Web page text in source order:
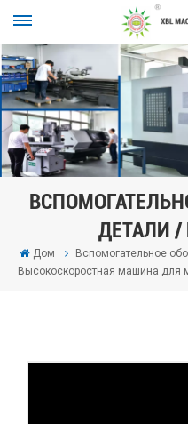
ДЕТАЛИ
Дом
Вспомогательное
Высокоскоростная машина для